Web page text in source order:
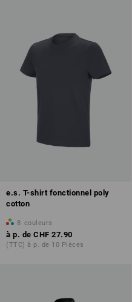
e.s. T-shirt fonctionnel poly
cotton
8 couleurs
à p. de CHF 27.90
(TTC) à p. de 10 Pièces